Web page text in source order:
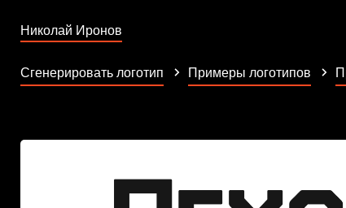
Николай Иронов
Сгенерировать логотип Примеры логотипов